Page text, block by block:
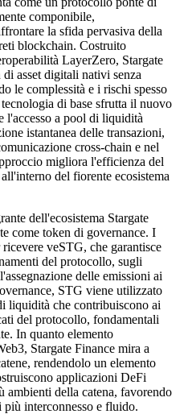
componibile,
la sfida pervasiva della
blockchain. Costruito
LayerZero, Stargate
asset digitali nativi senza
le complessità e i rischi spesso
di base sfrutta il nuovo
l'accesso a pool di liquidità
istantanea delle transazioni,
cross-chain e nel
migliora l'efficienza del
del fiorente ecosistema
dell'ecosistema Stargate
come token di governance. I
veSTG, che garantisce
del protocollo, sugli
delle emissioni ai
STG viene utilizzato
liquidità che contribuiscono ai
del protocollo, fondamentali
In quanto elemento
Stargate Finance mira a
rendendolo un elemento
applicazioni DeFi
ambienti della catena, favorendo
più interconnesso e fluido.